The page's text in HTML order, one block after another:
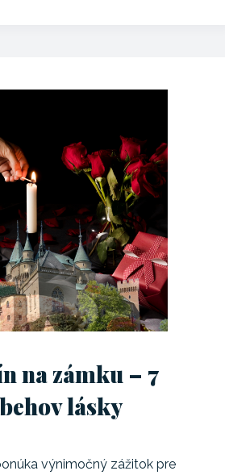
na zámku – 7
lásky
výnimočný zážitok pre